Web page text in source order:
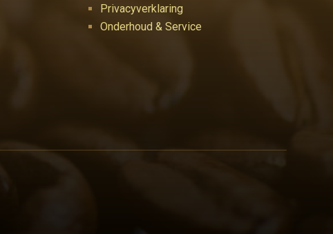
Privacyverklaring
Onderhoud & Service